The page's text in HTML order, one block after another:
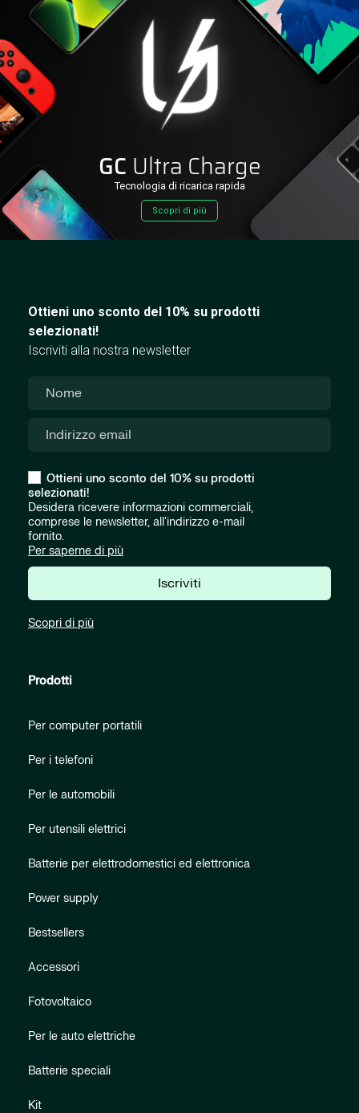
GC Ultra Charge
Tecnologia di ricarica rapida
Scopri di più
Ottieni uno sconto del 10% su prodotti
selezionati!
Iscriviti alla nostra newsletter
Ottieni uno sconto del 10% su prodotti
selezionati!
Desidera ricevere informazioni commerciali,
comprese le newsletter, all'indirizzo e-mail
fornito.
Per saperne di più
Iscriviti
Scopri di più
Prodotti
Per computer portatili
Per i telefoni
Per le automobili
Per utensili elettrici
Batterie per elettrodomestici ed elettronica
Power supply
Bestsellers
Accessori
Fotovoltaico
Per le auto elettriche
Batterie speciali
Kit